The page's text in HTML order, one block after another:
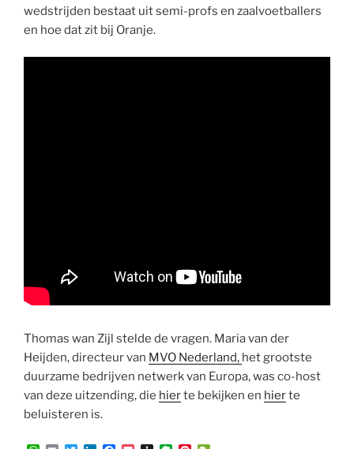
wedstrijden bestaat uit semi-profs en zaalvoetballers
en hoe dat zit bij Oranje.
Thomas wan Zijl stelde de vragen. Maria van der
Heijden, directeur van MVO Nederland, het grootste
duurzame bedrijven netwerk van Europa, was co-host
van deze uitzending, die hierte bekijken en hierte
beluisteren is.